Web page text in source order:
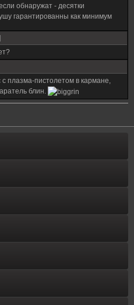
обнаружат - десятки
гарантированны как минимум
плазма-пистолетом в кармане,
блин.